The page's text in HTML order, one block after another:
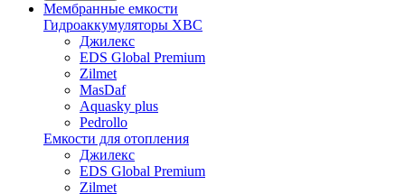
Мембранные емкости
Гидроаккумуляторы ХВС
Джилекс
EDS Global Premium
Zilmet
MasDaf
Aquasky plus
Pedrollo
Емкости для отопления
Джилекс
EDS Global Premium
Zilmet